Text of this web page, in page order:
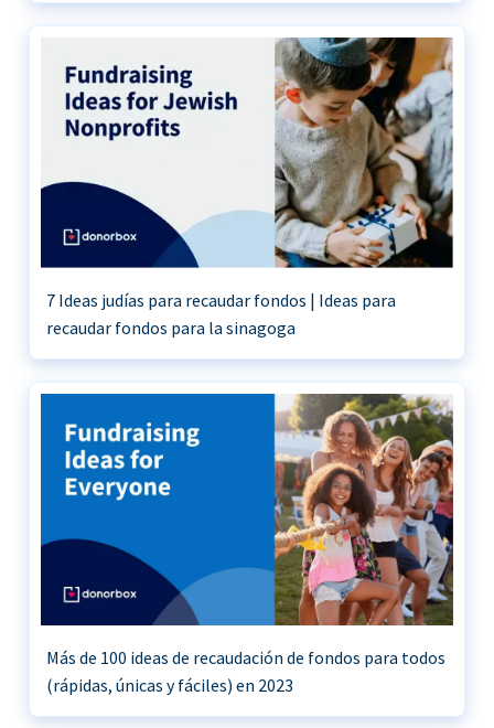
7 Ideas judías para recaudar fondos | Ideas para
recaudar fondos para la sinagoga
Más de 100 ideas de recaudación de fondos para todos
(rápidas, únicas y fáciles) en 2023